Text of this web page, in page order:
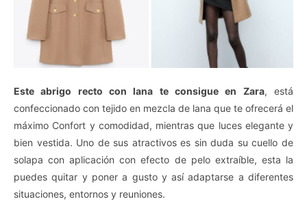
Este abrigo recto con lana te consigue en Zara, está
confeccionado con tejido en mezcla de lana que te ofrecerá el
máximo Confort y comodidad, mientras que luces elegante y
bien vestida. Uno de sus atractivos es sin duda su cuello de
solapa con aplicación con efecto de pelo extraíble, esta la
puedes quitar y poner a gusto y así adaptarse a diferentes
situaciones, entornos y reuniones.